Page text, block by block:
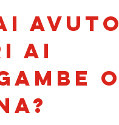
avuto
ai
o